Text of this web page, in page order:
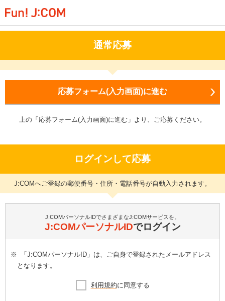
通常応募
応募フォーム(入力画面)に進む
上の「応募フォーム(入力画面)に進む」より、ご応募ください。
ログインして応募
J:COMへご登録の郵便番号・住所・電話番号が自動入力されます。
J:COMパーソナルIDでさまざまなJ:COMサービスを。
J:COMパーソナルIDでログイン
※
「J:COMパーソナルID」は、ご自身で登録されたメールアドレス
となります。
利用規約に同意する